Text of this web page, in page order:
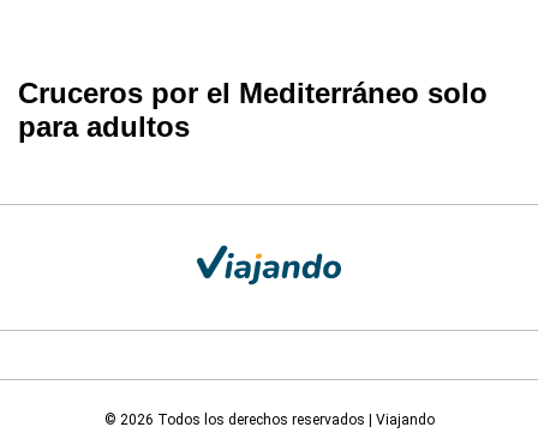
Cruceros por el Mediterráneo solo
para adultos
© 2026 Todos los derechos reservados | Viajando